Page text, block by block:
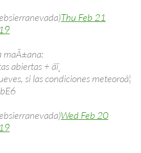
Thu Feb 21
maÃ±ana:
abiertas + âï¸
si las condiciones meteoroâ¦
Wed Feb 20